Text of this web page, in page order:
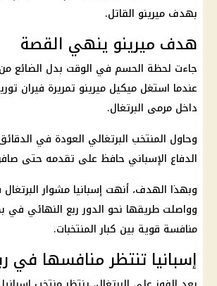
بهدف ميرينو القاتل.
هدف ميرينو ينهي القصة
جاءت لحظة الحسم في الوقت بدل الضائع من
عندما استغل ميكيل ميرينو تمريرة فيران
داخل مرمى البرتغال.
وحاول المنتخب البرتغالي العودة في
الدفاع الإسباني حافظ على تقدمه حتى
وبهذا الهدف، أنهت إسبانيا مشوار
وواصلت طريقها نحو الدور ربع النهائي
منافسة قوية بين كبار المنتخبات.
إسبانيا تنتظر منافسها في